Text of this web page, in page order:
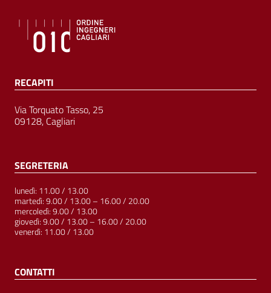
RECAPITI
Via Torquato Tasso, 25
09128, Cagliari
SEGRETERIA
lunedì: 11.00 / 13.00
martedì: 9.00 / 13.00 – 16.00 / 20.00
mercoledì: 9.00 / 13.00
giovedì: 9.00 / 13.00 – 16.00 / 20.00
venerdì: 11.00 / 13.00
CONTATTI